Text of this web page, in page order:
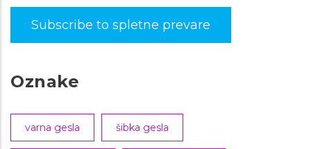
Subscribe to spletne prevare
Oznake
varna gesla šibka gesla